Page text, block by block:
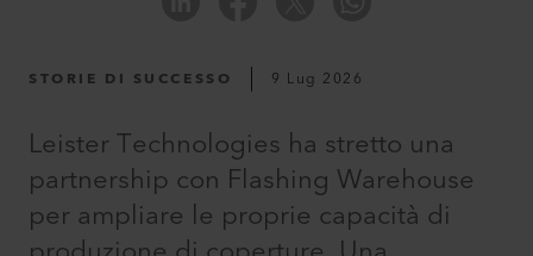
STORIE DI SUCCESSO 9 Lug 2026
Leister Technologies ha stretto una
partnership con Flashing Warehouse
per ampliare le proprie capacità di